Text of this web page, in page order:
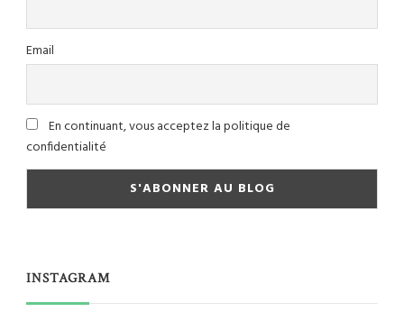
Email
En continuant, vous acceptez la politique de
confidentialité
INSTAGRAM